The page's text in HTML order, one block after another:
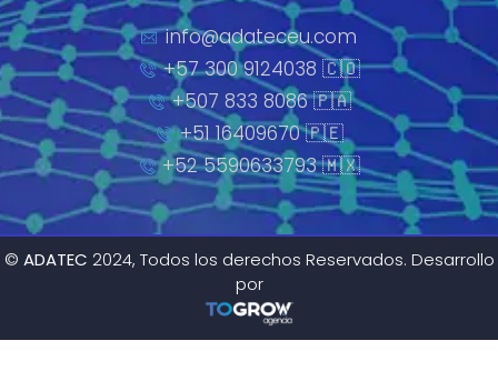
info@adateceu.com
+57 300 9124038 🇨🇴
+507 833 8086 🇵🇦
+51 16409670 🇵🇪
+52 5590633793 🇲🇽
© ADATEC 2024, Todos los derechos Reservados. Desarrollo
por